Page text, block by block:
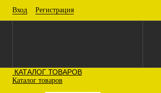
Вход Регистрация
КАТАЛОГ ТОВАРОВ
Каталог товаров